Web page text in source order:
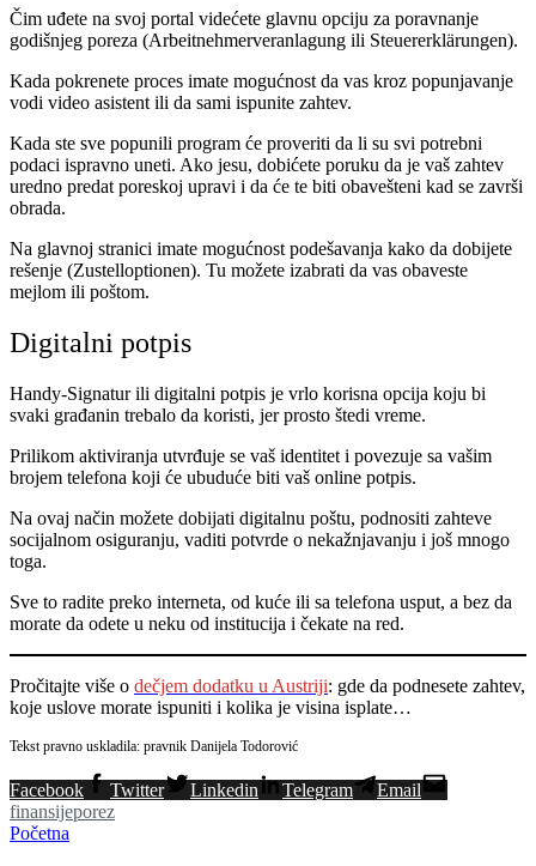
Čim uđete na svoj portal videćete glavnu opciju za poravnanje
godišnjeg poreza (Arbeitnehmerveranlagung ili Steuererklärungen).
Kada pokrenete proces imate mogućnost da vas kroz popunjavanje
vodi video asistent ili da sami ispunite zahtev.
Kada ste sve popunili program će proveriti da li su svi potrebni
podaci ispravno uneti. Ako jesu, dobićete poruku da je vaš zahtev
uredno predat poreskoj upravi i da će te biti obavešteni kad se završi
obrada.
Na glavnoj stranici imate mogućnost podešavanja kako da dobijete
rešenje (Zustelloptionen). Tu možete izabrati da vas obaveste
mejlom ili poštom.
Digitalni potpis
Handy-Signatur ili digitalni potpis je vrlo korisna opcija koju bi
svaki građanin trebalo da koristi, jer prosto štedi vreme.
Prilikom aktiviranja utvrđuje se vaš identitet i povezuje sa vašim
brojem telefona koji će ubuduće biti vaš online potpis.
Na ovaj način možete dobijati digitalnu poštu, podnositi zahteve
socijalnom osiguranju, vaditi potvrde o nekažnjavanju i još mnogo
toga.
Sve to radite preko interneta, od kuće ili sa telefona usput, a bez da
morate da odete u neku od institucija i čekate na red.
Pročitajte više o dečjem dodatku u Austriji: gde da podnesete zahtev,
koje uslove morate ispuniti i kolika je visina isplate…
Tekst pravno uskladila: pravnik Danijela Todorović
Facebook Twitter Linkedin Telegram
Email
finansijeporez
Početna